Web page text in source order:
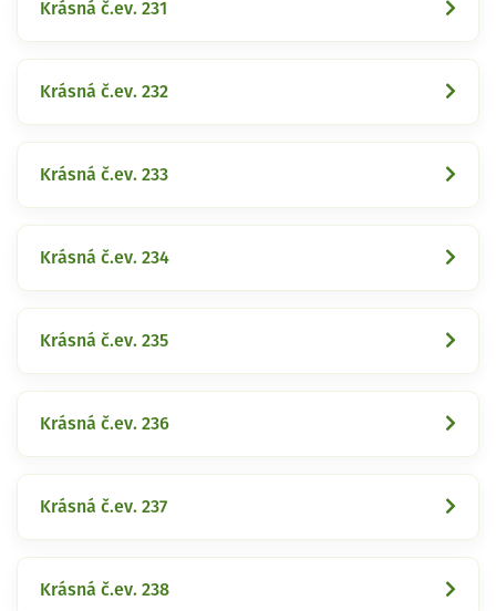
Krásná č.ev. 231
Krásná č.ev. 232
Krásná č.ev. 233
Krásná č.ev. 234
Krásná č.ev. 235
Krásná č.ev. 236
Krásná č.ev. 237
Krásná č.ev. 238